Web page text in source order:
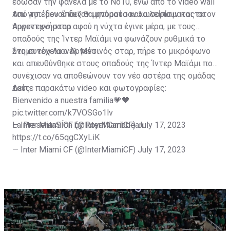
έδωσαν την φανέλα με το Νο10, ενώ από το video wall
του γηπέδου έπαιζαν μηνύματα καλωσορίσματος στον
Αργεντινό σταρ.
Από το... μενού δεν θα μπορούσαν να λείπουν και τα
πυροτεχνήματα αφού η νύχτα έγινε μέρα, με τους
οπαδούς της Ίντερ Μαϊάμι να φωνάζουν ρυθμικά το
όνομα του Λιονέλ Μέσι.
Στη συνέχεια ο Αργεντινός σταρ, πήρε το μικρόφωνο
και απευθύνθηκε στους οπαδούς της Ίντερ Μαϊάμι που
συνέχισαν να αποθεώνουν τον νέο αστέρα της ομάδας
τους.
Δείτε παρακάτω video και φωτογραφίες:
Bienvenido a nuestra familia💗🖤
pic.twitter.com/k7VOSGo1lv
— Inter Miami CF (@InterMiamiCF)July 17, 2023
La PresentaSÍon by Royal Caribbean
https://t.co/65qgCXyLiK
— Inter Miami CF (@InterMiamiCF) July 17, 2023